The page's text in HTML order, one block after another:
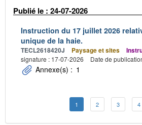
Publié le : 24-07-2026
Instruction du 17 juillet 2026
unique de la haie.
TECL2618420J Paysage et sites
signature : 17-07-2026
Date de
Annexe(s) : 1
1 2 3 4